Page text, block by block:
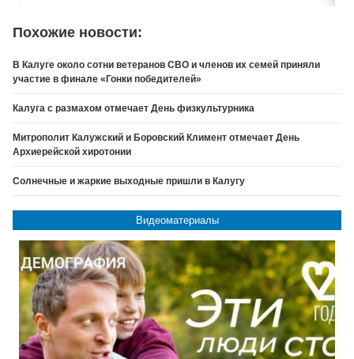
Похожие новости:
В Калуге около сотни ветеранов СВО и членов их семей приняли
участие в финале «Гонки победителей»
Калуга с размахом отмечает День физкультурника
Митрополит Калужский и Боровский Климент отмечает День
Архиерейской хиротонии
Солнечные и жаркие выходные пришли в Калугу
Видеоматериалы